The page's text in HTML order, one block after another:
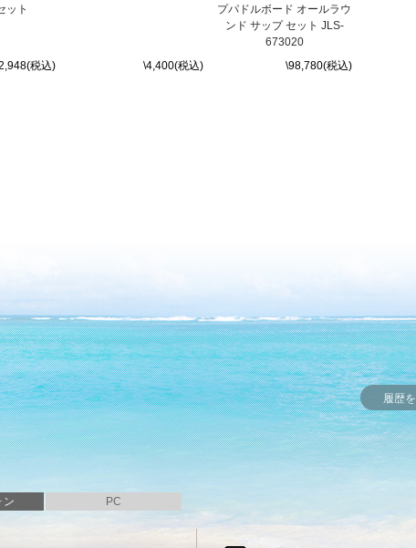
ット
税込) \4,400(税込)
プパドルボード オールラウ
ンド サップ セット JLS-
673020
\98,780(税込)
履歴
ン PC